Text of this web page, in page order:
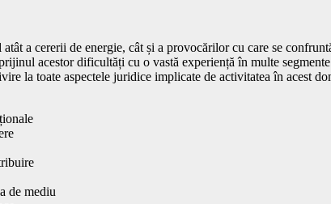
a cererii de energie, cât și a provocărilor cu care se
acestor dificultăți cu o vastă experiență în multe
la toate aspectele juridice implicate de activitatea în acest
de mediu